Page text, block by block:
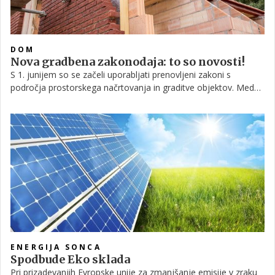
DOM
Nova gradbena zakonodaja: to so novosti!
S 1. junijem so se začeli uporabljati prenovljeni zakoni s
področja prostorskega načrtovanja in graditve objektov. Med
postopke, lažje usklajevanje različnih interesov, večjo pravno
varnost vlagateljev in bolj učinkovit nadzor.
ENERGIJA SONCA
Spodbude Eko sklada
Pri prizadevanjih Evropske unije za zmanjšanje emisije v zraku